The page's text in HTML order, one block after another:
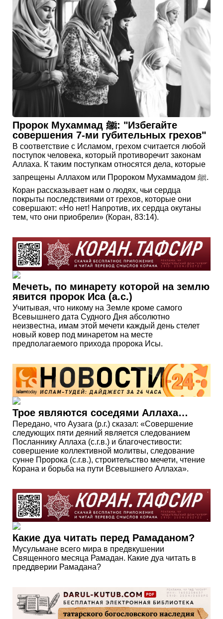
Пророк Мухаммад ﷺ: "Избегайте
совершения 7-ми губительных грехов"
В соответствие с Исламом, грехом считается любой
поступок человека, который противоречит законам
Аллаха. К таким поступкам относятся дела, которые
запрещены Аллахом или Пророком Мухаммадом ﷺ.
Коран рассказывает нам о людях, чьи сердца
покрыты последствиями от грехов, которые они
совершают: «Но нет! Напротив, их сердца окутаны
тем, что они приобрели» (Коран, 83:14).
Мечеть, по минарету которой на землю
явится пророк Иса (а.с.)
Учитывая, что никому на Земле кроме самого
Всевышнего дата Судного Дня абсолютно
неизвестна, имам этой мечети каждый день стелет
новый ковер под минаретом на месте
предполагаемого прихода пророка Исы.
Трое являются соседями Аллаха…
Передано, что Аузага (р.г.) сказал: «Совершение
следующих пяти деяний является следованием
Посланнику Аллаха (с.г.в.) и благочестивости:
совершение коллективной молитвы, следование
сунне Пророка (с.г.в.), строительство мечети, чтение
Корана и борьба на пути Всевышнего Аллаха».
Какие дуа читать перед Рамаданом?
Мусульмане всего мира в предвкушении
Священного месяца Рамадан. Какие дуа читать в
преддверии Рамадана?